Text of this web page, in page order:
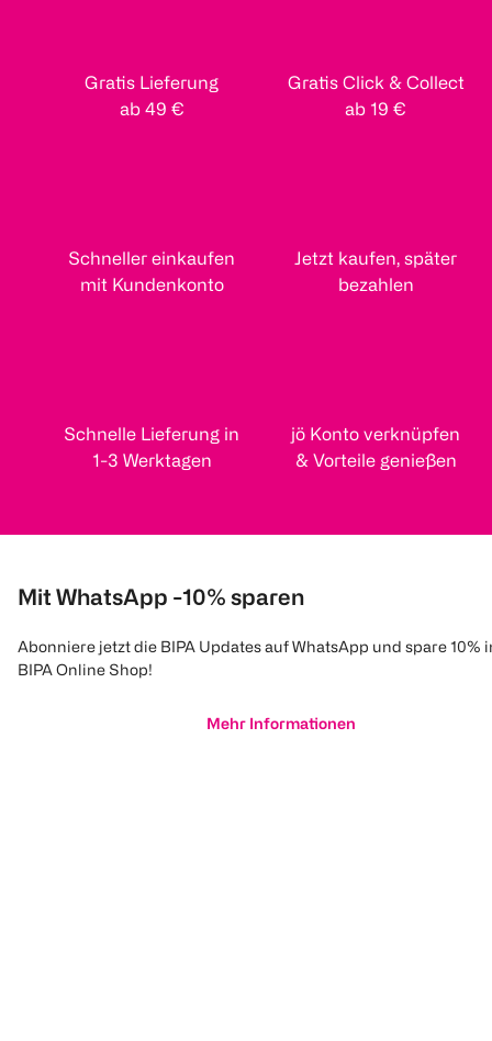
Gratis Lieferung
ab 49 €
Gratis Click & Collect
ab 19 €
Schneller einkaufen
mit Kundenkonto
Jetzt kaufen, später
bezahlen
Schnelle Lieferung in
1-3 Werktagen
jö Konto verknüpfen
& Vorteile genießen
Mit WhatsApp -10% sparen
Abonniere jetzt die BIPA Updates auf WhatsApp und spare 10%
BIPA Online Shop!
Mehr Informationen